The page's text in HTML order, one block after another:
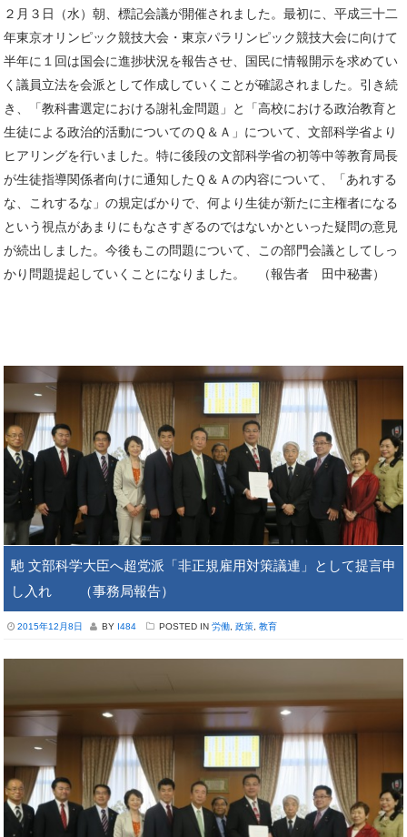
２月３日（水）朝、標記会議が開催されました。最初に、平成三十二
年東京オリンピック競技大会・東京パラリンピック競技大会に向けて
半年に１回は国会に進捗状況を報告させ、国民に情報開示を求めてい
く議員立法を会派として作成していくことが確認されました。引き続
き、「教科書選定における謝礼金問題」と「高校における政治教育と
生徒による政治的活動についてのＱ＆Ａ」について、文部科学省より
ヒアリングを行いました。特に後段の文部科学省の初等中等教育局長
が生徒指導関係者向けに通知したＱ＆Ａの内容について、「あれする
な、これするな」の規定ばかりで、何より生徒が新たに主権者になる
という視点があまりにもなさすぎるのではないかといった疑問の意見
が続出しました。今後もこの問題について、この部門会議としてしっ
かり問題提起していくことになりました。 （報告者 田中秘書）
馳 文部科学大臣へ超党派「非正規雇用対策議連」として提言申
し入れ （事務局報告）
2015年12月8日 BY I484 POSTED IN 労働 政策 教育